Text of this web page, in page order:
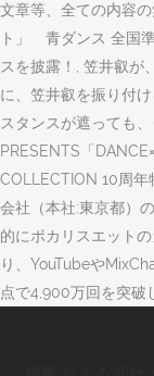
文章等、全ての内容
ト」 青ダンス 全国
スを披露！, 笠井叡が
に、笠井叡を振り付
スタンスが遮っても
PRESENTS「
COLLECTION 10周
会社（本社:東京都）
的にポカリスエット
り、YouTubeや
点で4,900万回を突破